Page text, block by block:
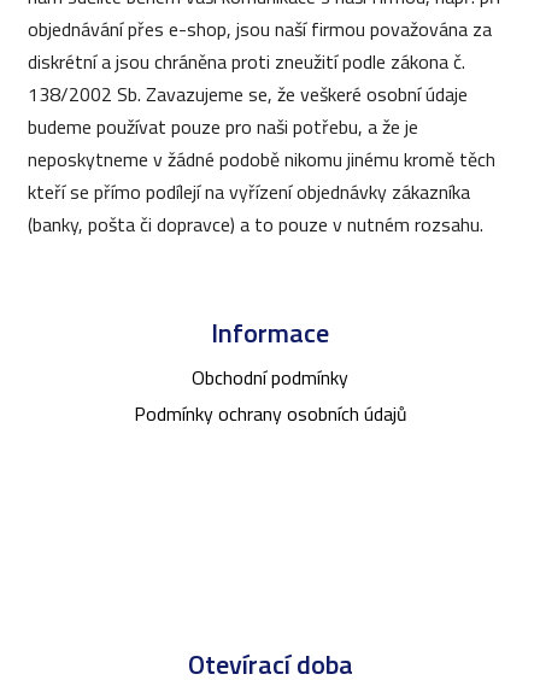
objednávání přes e-shop, jsou naší firmou považována za
diskrétní a jsou chráněna proti zneužití podle zákona č.
138/2002 Sb. Zavazujeme se, že veškeré osobní údaje
budeme používat pouze pro naši potřebu, a že je
neposkytneme v žádné podobě nikomu jinému kromě těch
kteří se přímo podílejí na vyřízení objednávky zákazníka
(banky, pošta či dopravce) a to pouze v nutném rozsahu.
Informace
Obchodní podmínky
Podmínky ochrany osobních údajů
Otevírací doba